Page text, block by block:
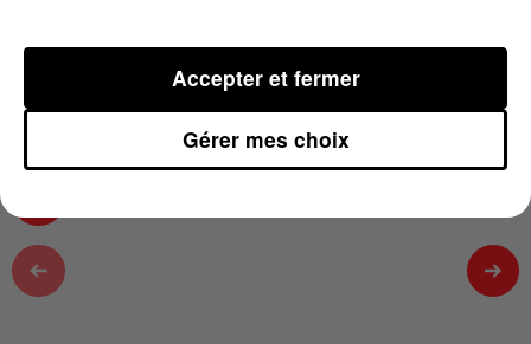
Féminine ouverte à TOUS pour mettre en avant et
valoriser les Femmes et notamment des Artistes
Toulousaines. Début 20h, ouverture des portes 19h
Gérer mes choix
Accepter et fermer